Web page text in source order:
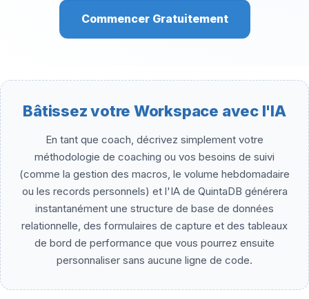
Commencer Gratuitement
Bâtissez votre Workspace avec l'IA
En tant que coach, décrivez simplement votre
méthodologie de coaching ou vos besoins de suivi
(comme la gestion des macros, le volume hebdomadaire
ou les records personnels) et l'IA de QuintaDB générera
instantanément une structure de base de données
relationnelle, des formulaires de capture et des tableaux
de bord de performance que vous pourrez ensuite
personnaliser sans aucune ligne de code.